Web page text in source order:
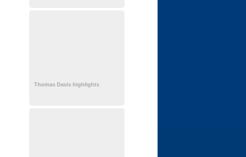
Thomas Davis highlights